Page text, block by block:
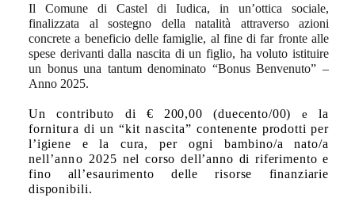
Il Comune di Castel di Iudica, in un’ottica sociale,
finalizzata al sostegno della natalità attraverso azioni
concrete a beneficio delle famiglie, al fine di far fronte alle
spese derivanti dalla nascita di un figlio, ha voluto istituire
un bonus una tantum denominato “Bonus Benvenuto” –
Anno 2025.
Un contributo di € 200,00 (duecento/00) e la
fornitura di un “kit nascita”contenente prodotti per
l’igiene e la cura, per ogni bambino/a nato/a
nell’anno 2025 nel corso dell’anno di riferimento e
fino all’esaurimento delle risorse finanziarie
disponibili.